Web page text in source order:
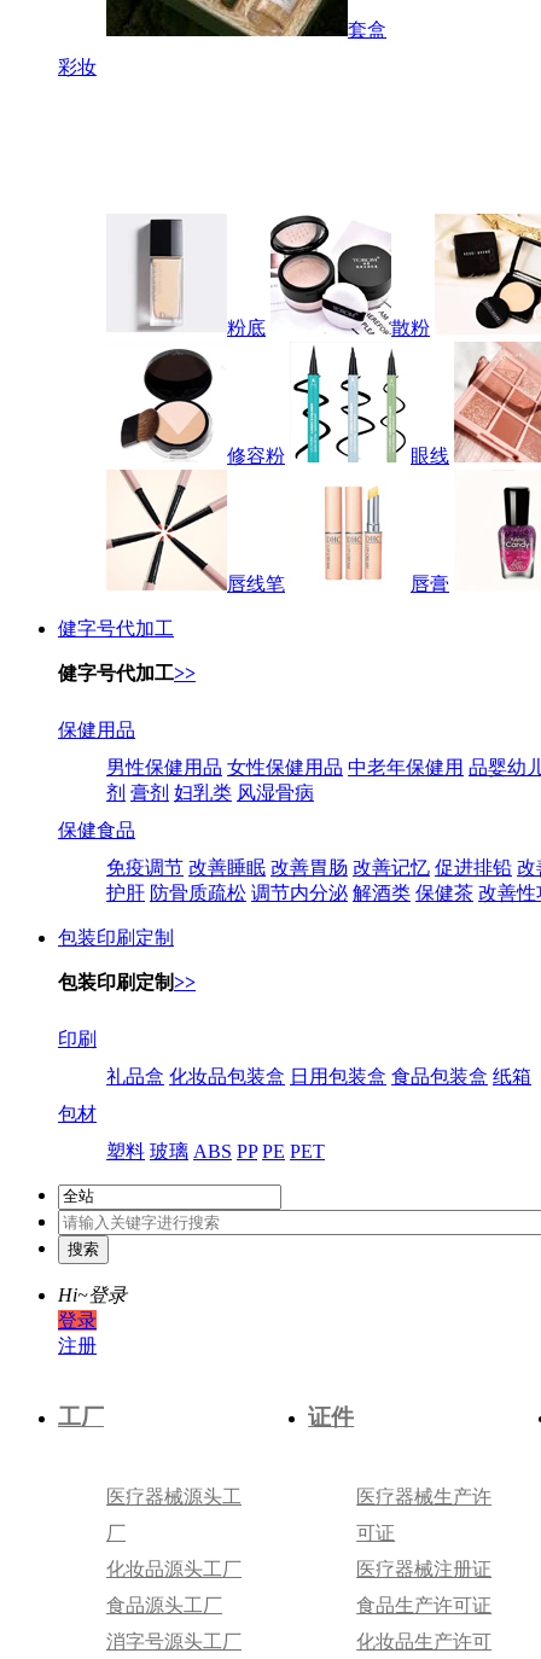
套盒
彩妆
粉底 散粉
修容粉 眼线
唇线笔 唇膏
健字号代加工
健字号代加工>>
保健用品
男性保健用品 女性保健用品 中老年保健用 品婴幼
剂 膏剂 妇乳类 风湿骨病
保健食品
免疫调节 改善睡眠 改善胃肠 改善记忆 促进排铅 改
护肝 防骨质疏松 调节内分泌 解酒类 保健茶 改善性
包装印刷定制
包装印刷定制>>
印刷
礼品盒 化妆品包装盒 日用包装盒 食品包装盒 纸箱
包材
塑料 玻璃 ABS PP PE PET
Hi~登录
登录
注册
工厂
医疗器械源头工
厂
化妆品源头工厂
食品源头工厂
消字号源头工厂
证件
医疗器械生产许
可证
医疗器械注册证
食品生产许可证
化妆品生产许可